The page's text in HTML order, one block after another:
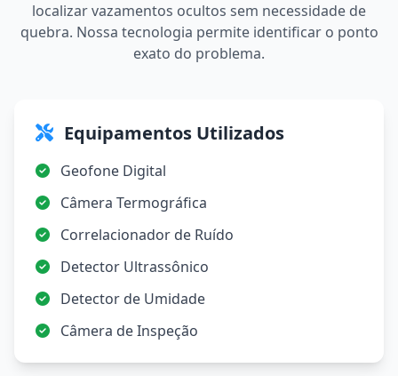
localizar vazamentos ocultos sem necessidade de
quebra. Nossa tecnologia permite identificar o ponto
exato do problema.
Equipamentos Utilizados
Geofone Digital
Câmera Termográfica
Correlacionador de Ruído
Detector Ultrassônico
Detector de Umidade
Câmera de Inspeção